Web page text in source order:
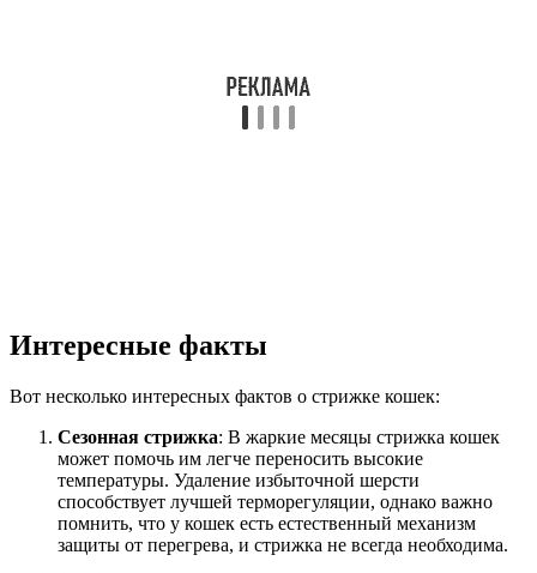
Интересные факты
Вот несколько интересных фактов о стрижке кошек:
Сезонная стрижка: В жаркие месяцы стрижка кошек
может помочь им легче переносить высокие
температуры. Удаление избыточной шерсти
способствует лучшей терморегуляции, однако важно
помнить, что у кошек есть естественный механизм
защиты от перегрева, и стрижка не всегда необходима.